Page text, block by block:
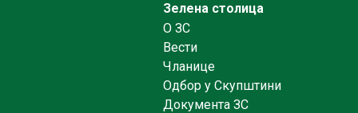
Зелена столица
O ЗС
Вести
Чланице
Одбор у Скупштини
Документа ЗС